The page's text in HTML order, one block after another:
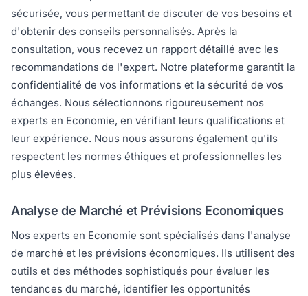
sécurisée, vous permettant de discuter de vos besoins et
d'obtenir des conseils personnalisés. Après la
consultation, vous recevez un rapport détaillé avec les
recommandations de l'expert. Notre plateforme garantit la
confidentialité de vos informations et la sécurité de vos
échanges. Nous sélectionnons rigoureusement nos
experts en Economie, en vérifiant leurs qualifications et
leur expérience. Nous nous assurons également qu'ils
respectent les normes éthiques et professionnelles les
plus élevées.
Analyse de Marché et Prévisions Economiques
Nos experts en Economie sont spécialisés dans l'analyse
de marché et les prévisions économiques. Ils utilisent des
outils et des méthodes sophistiqués pour évaluer les
tendances du marché, identifier les opportunités